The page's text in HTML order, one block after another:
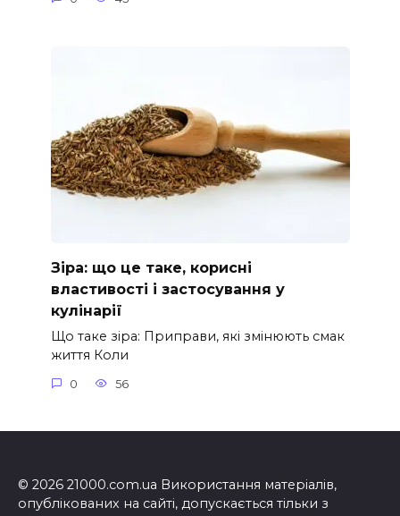
Зіра: що це таке, корисні
властивості і застосування у
кулінарії
Що таке зіра: Приправи, які змінюють смак
життя Коли
0 56
© 2026 21000.com.ua Використання матеріалів,
опублікованих на сайті, допускається тільки з